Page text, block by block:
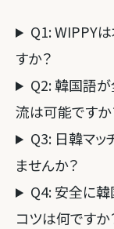
Q1: WIPPY
すか？
Q2: 韓国語が
流は可能ですか
Q3: 日韓マッ
ませんか？
Q4: 安全に
コツは何ですか